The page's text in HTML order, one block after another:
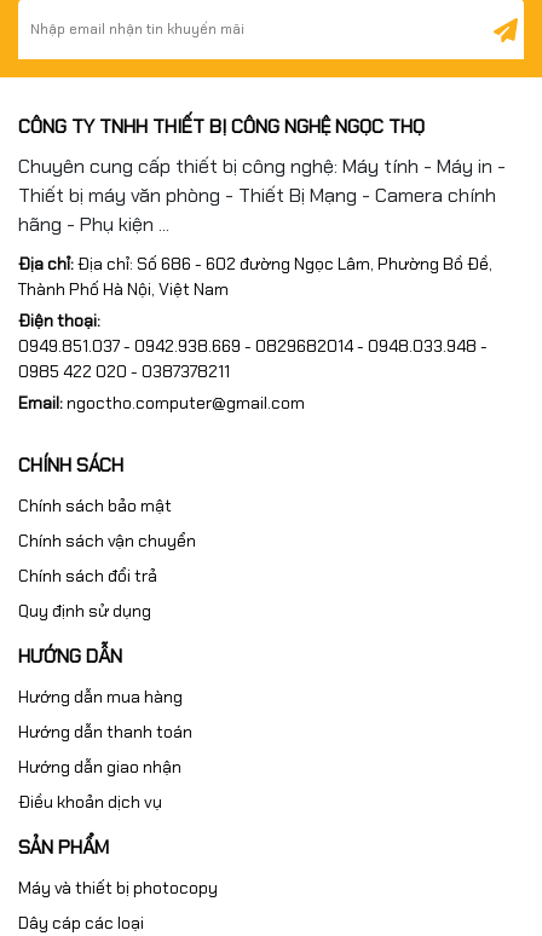
CÔNG TY TNHH THIẾT BỊ CÔNG NGHỆ NGỌC THỌ
Chuyên cung cấp thiết bị công nghệ: Máy tính - Máy in -
Thiết bị máy văn phòng - Thiết Bị Mạng - Camera chính
hãng - Phụ kiện ...
Địa chỉ:Địa chỉ: Số 686 - 602 đường Ngọc Lâm, Phường Bồ Đề,
Thành Phố Hà Nội, Việt Nam
Điện thoại:
0949.851.037 - 0942.938.669 - 0829682014 - 0948.033.948 -
0985 422 020 - 0387378211
Email:ngoctho.computer@gmail.com
CHÍNH SÁCH
Chính sách bảo mật
Chính sách vận chuyển
Chính sách đổi trả
Quy định sử dụng
HƯỚNG DẪN
Hướng dẫn mua hàng
Hướng dẫn thanh toán
Hướng dẫn giao nhận
Điều khoản dịch vụ
SẢN PHẨM
Máy và thiết bị photocopy
Dây cáp các loại